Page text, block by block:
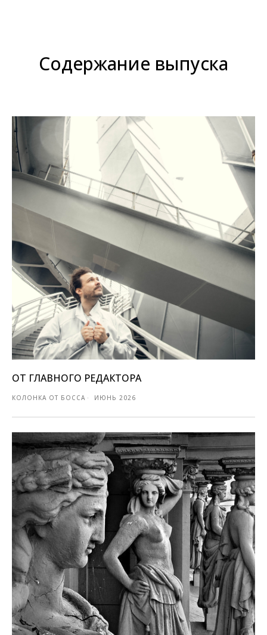
Содержание выпуска
ОТ ГЛАВНОГО РЕДАКТОРА
КОЛОНКА ОТ БОССА ИЮНЬ 2026